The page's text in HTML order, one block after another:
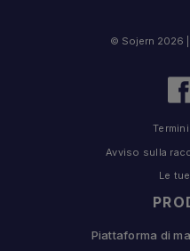
Piattaforma di
© Sojern 2026
Avviso sulla
Le